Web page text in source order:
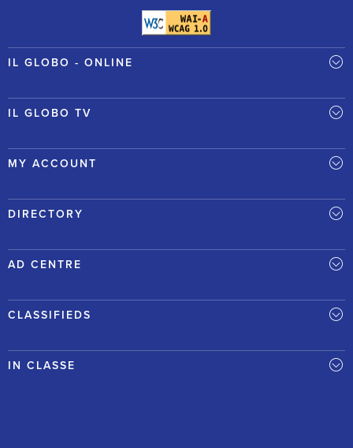
IL GLOBO - ONLINE
IL GLOBO TV
MY ACCOUNT
DIRECTORY
AD CENTRE
CLASSIFIEDS
IN CLASSE